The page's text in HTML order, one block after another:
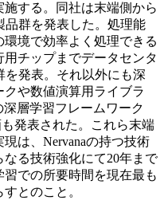
する。同社は末端側から
品群を発表した。処理能
境で効率よく処理できる
チップまでデータセンタ
発表。それ以外にも深
や数値演算用ライブラ
深層学習フレームワーク
も発表された。これら末端
は、Nervanaの持つ技術
る技術強化にて20年まで
での所要時間を現在最も
とのこと。